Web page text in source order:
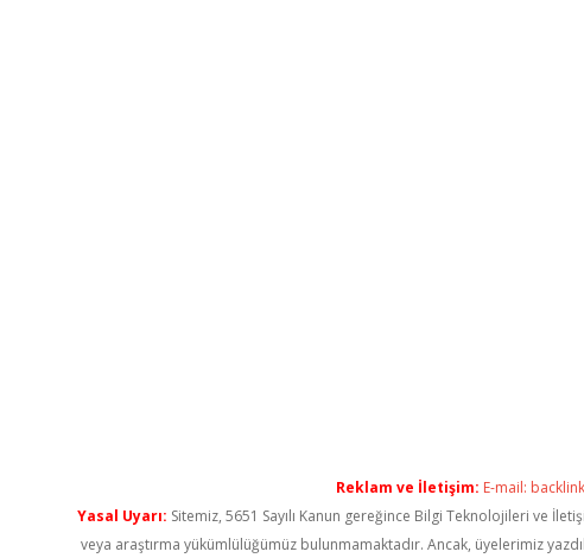
Reklam ve İletişim: E-mail:
Yasal Uyarı: Sitemiz, 5651 Sayılı Kanun gereğince Bilgi Teknolojileri ve
veya araştırma yükümlülüğümüz bulunmamaktadır. Ancak, üyelerimiz